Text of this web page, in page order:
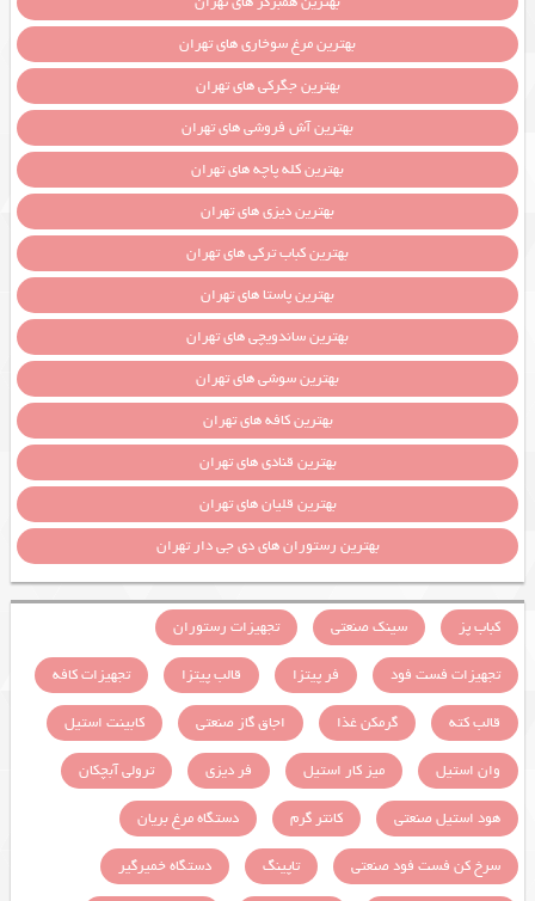
بهترین مرغ سوخاری های تهران
بهترین جگرکی های تهران
بهترین آش فروشی های تهران
بهترین کله پاچه های تهران
بهترین دیزی های تهران
بهترین کباب ترکی های تهران
بهترین پاستا های تهران
بهترین ساندویچی های تهران
بهترین سوشی های تهران
بهترین کافه های تهران
بهترین قنادی های تهران
بهترین قلیان های تهران
بهترین رستوران های دی جی دار تهران
کباب پز سینک صنعتی
تجهیزات رستوران
تجهیزات فست فود
فر پیتزا قالب پیتزا
تجهیزات کافه
قالب کته
گرمکن غذا اجاق گاز صنعتی
کابینت استیل
وان استیل
میز کار استیل فر دیزی
ترولی آبچکان
هود استیل صنعتی
کانتر گرم
دستگاه مرغ بریان
سرخ کن فست فود صنعتی
تاپینگ
دستگاه خمیرگیر